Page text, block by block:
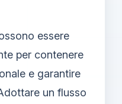
essere
per contenere
e garantire
un flusso